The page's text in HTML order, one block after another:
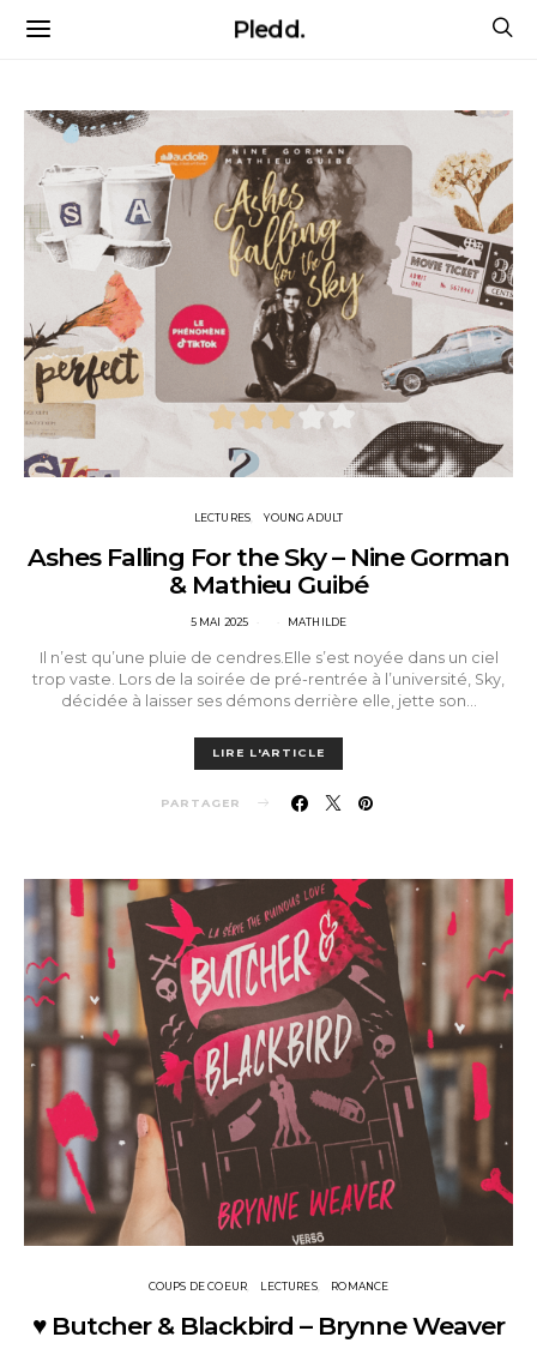
Pledd.
LECTURES YOUNG ADULT
Ashes Falling For the Sky – Nine Gorman
& Mathieu Guibé
POSTED
5 MAI 2025 MATHILDE
Il n’est qu’une pluie de cendres.Elle s’est noyée dans un ciel
trop vaste. Lors de la soirée de pré-rentrée à l’université, Sky,
décidée à laisser ses démons derrière elle, jette son…
LIRE L'ARTICLE
PARTAGER
COUPS DE COEUR LECTURES ROMANCE
♥ Butcher & Blackbird – Brynne Weaver